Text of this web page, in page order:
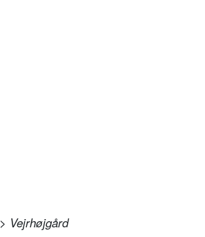
> Vejrhøjgård